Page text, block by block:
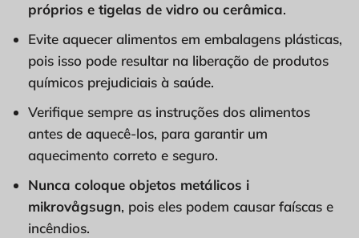
próprios e tigelas de vidro ou cerâmica.
Evite aquecer alimentos em embalagens plásticas,
pois isso pode resultar na liberação de produtos
químicos prejudiciais à saúde.
Verifique sempre as instruções dos alimentos
antes de aquecê-los, para garantir um
aquecimento correto e seguro.
Nunca coloque objetos metálicos i
mikrovågsugn, pois eles podem causar faíscas e
incêndios.